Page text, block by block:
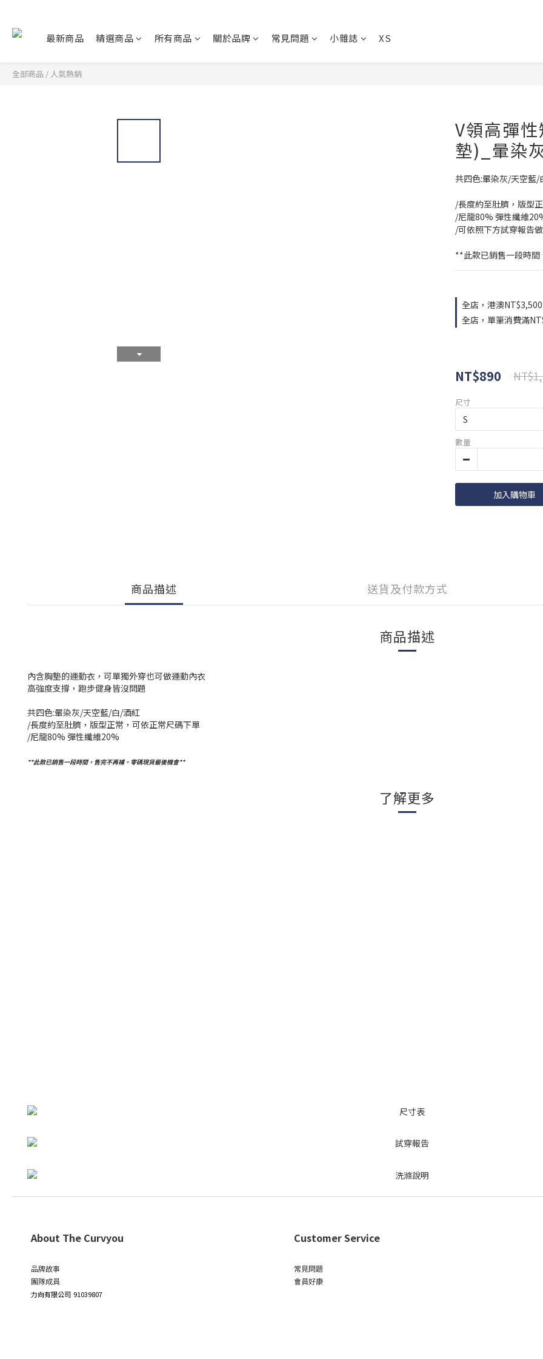
最新商品 精選商品 所有商品 關於品牌 常見問題 小雜誌 XS
全部商品 / 人氣熱銷
V領高彈
墊)_暈染
共四色:暈染灰/天空藍/
/長度約至肚臍，版型
/尼龍80% 彈性纖維
/可依照下方試穿報告
**此款已銷售一段時
全店，港澳
全店，單筆消費滿
NT$890
尺寸
數量
加入購物車
商品描述 送貨及付款方式
商品描述
內含胸墊的運動衣，可單獨外穿也可做運動內衣
高強度支撐，跑步健身皆沒問題
共四色:暈染灰/天空藍/白/酒紅
/長度約至肚臍，版型正常，可依正常尺碼下單
/尼龍80% 彈性纖維20%
**此款已銷售一段時間，售完不再補。零碼現貨最後機會**
了解更多
About The Curvyou
品牌故事
團隊成員
力向有限公司 91039807
Customer Service
常見問題
會員好康